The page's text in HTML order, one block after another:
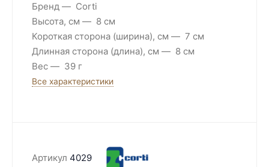
Бренд
Corti
Высота, см
8 см
Короткая сторона (ширина), см
7 см
Длинная сторона (длина), см
8 см
Вес
39 г
Все характеристики
Артикул 4029